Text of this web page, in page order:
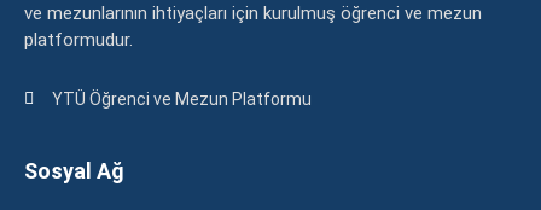
ve mezunlarının ihtiyaçları için kurulmuş öğrenci ve mezun
platformudur.
YTÜ Öğrenci ve Mezun Platformu
Sosyal Ağ